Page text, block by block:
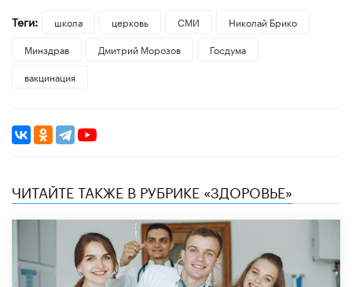
Теги:
школа церковь СМИ
Николай Брико
Минздрав
Дмитрий Морозов
Госдума
вакцинация
ЧИТАЙТЕ ТАКЖЕ В РУБРИКЕ «ЗДОРОВЬЕ»